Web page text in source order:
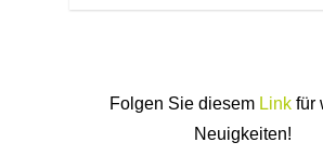
Folgen Sie diesem Link für
Neuigkeiten!